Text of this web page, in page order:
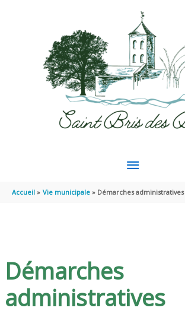
MENU
PRINCIPAL
Accueil Vie municipale Démarches administratives
Démarches
administratives